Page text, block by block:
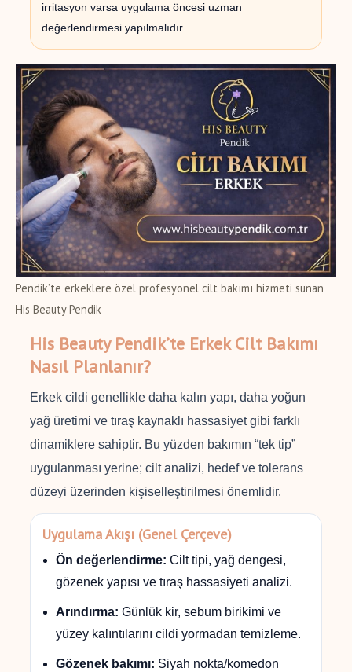
irritasyon varsa uygulama öncesi uzman
değerlendirmesi yapılmalıdır.
Pendik’te erkeklere özel profesyonel cilt bakımı hizmeti sunan
His Beauty Pendik
His Beauty Pendik’te Erkek Cilt Bakımı
Nasıl Planlanır?
Erkek cildi genellikle daha kalın yapı, daha yoğun
yağ üretimi ve tıraş kaynaklı hassasiyet gibi farklı
dinamiklere sahiptir. Bu yüzden bakımın “tek tip”
uygulanması yerine; cilt analizi, hedef ve tolerans
düzeyi üzerinden kişiselleştirilmesi önemlidir.
Uygulama Akışı (Genel Çerçeve)
Ön değerlendirme: Cilt tipi, yağ dengesi,
gözenek yapısı ve tıraş hassasiyeti analizi.
Arındırma: Günlük kir, sebum birikimi ve
yüzey kalıntılarını cildi yormadan temizleme.
Gözenek bakımı: Siyah nokta/komedon